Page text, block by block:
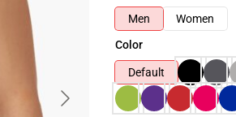
Men
Women
Color
Default